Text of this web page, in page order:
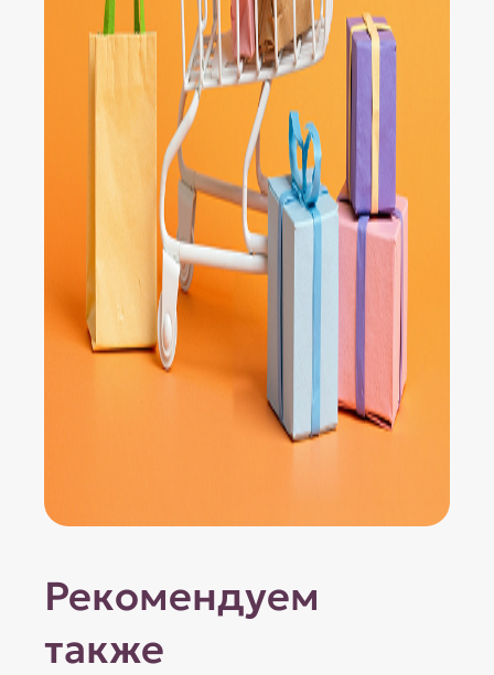
Рекомендуем
также